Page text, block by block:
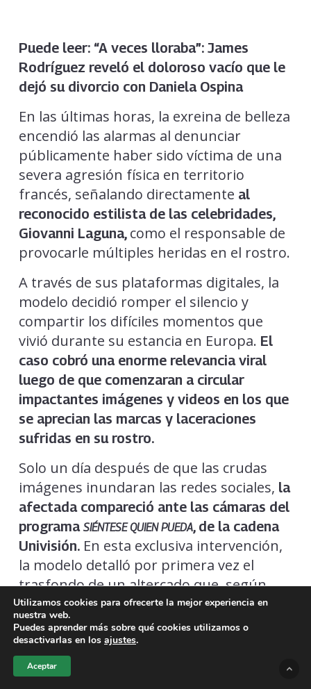
Puede leer: “A veces lloraba”: James
Rodríguez reveló el doloroso vacío que le
dejó su divorcio con Daniela Ospina
En las últimas horas, la exreina de belleza
encendió las alarmas al denunciar
públicamente haber sido víctima de una
severa agresión física en territorio
francés, señalando directamente al
reconocido estilista de las celebridades,
Giovanni Laguna, como el responsable de
provocarle múltiples heridas en el rostro.
A través de sus plataformas digitales, la
modelo decidió romper el silencio y
compartir los difíciles momentos que
vivió durante su estancia en Europa. El
caso cobró una enorme relevancia viral
luego de que comenzaran a circular
impactantes imágenes y videos en los que
se aprecian las marcas y laceraciones
sufridas en su rostro.
Solo un día después de que las crudas
imágenes inundaran las redes sociales, la
afectada compareció ante las cámaras del
programa SIÉNTESE QUIEN PUEDA, de la cadena
Univisión.En esta exclusiva intervención,
la modelo detalló por primera vez el
trasfondo de un altercado que, según
sus palabras, no es producto de un
hecho aislado, sino la preocupante
conclusión de una tensa relación laboral
y personal que venía desgastándose
desde hace bastante tiempo.
Utilizamos cookies para ofrecerte la mejor experiencia en
nuestra web.
Puedes aprender más sobre qué cookies utilizamos o
desactivarlas en los ajustes.
Aceptar